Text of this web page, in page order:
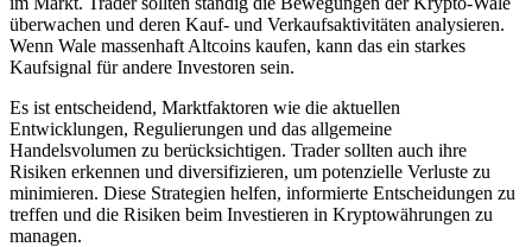
überwachen und deren Kauf- und Verkaufsaktivitäten analysieren.
Wenn Wale massenhaft Altcoins kaufen, kann das ein starkes
Kaufsignal für andere Investoren sein.
Es ist entscheidend, Marktfaktoren wie die aktuellen
Entwicklungen, Regulierungen und das allgemeine
Handelsvolumen zu berücksichtigen. Trader sollten auch ihre
Risiken erkennen und diversifizieren, um potenzielle Verluste zu
minimieren. Diese Strategien helfen, informierte Entscheidungen zu
treffen und die Risiken beim Investieren in Kryptowährungen zu
managen.